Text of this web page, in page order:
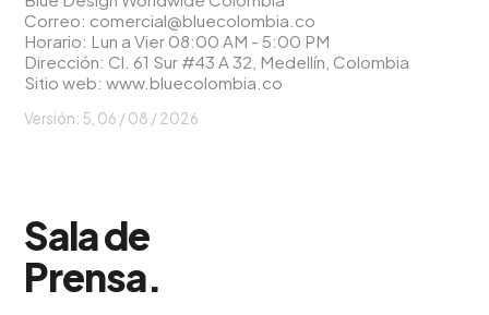
Correo: comercial@bluecolombia.co
Horario: Lun a Vier 08:00 AM - 5:00 PM
Dirección: Cl. 61 Sur #43 A 32, Medellín, Colombia
Sitio web:www.bluecolombia.co
Versión: 5, 06 / 08 / 2026
Sala de
Prensa.